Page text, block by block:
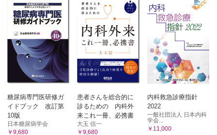
糖尿病専門医研修ガ
イドブック 改訂第
10版
日本糖尿病学会
￥9,680
患者さんを総合的に
診るための 内科外
来これ一冊、必携書
大玉 信一
￥9,680
内科救急診療指針
2022
一般社団法人 日本内科
学会...
￥11,000